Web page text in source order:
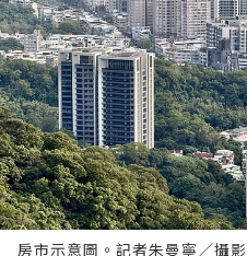
房市示意圖。記者朱曼寧／攝影